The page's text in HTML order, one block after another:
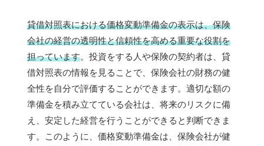
貸借対照表における価格変動準備金の表示は、保険
会社の経営の透明性と信頼性を高める重要な役割を
担っています。投資をする人や保険の契約者は、貸
借対照表の情報を見ることで、保険会社の財務の健
全性を自分で評価することができます。適切な額の
準備金を積み立てている会社は、将来のリスクに備
え、安定した経営を行うことができると判断できま
す。このように、価格変動準備金は、保険会社が健